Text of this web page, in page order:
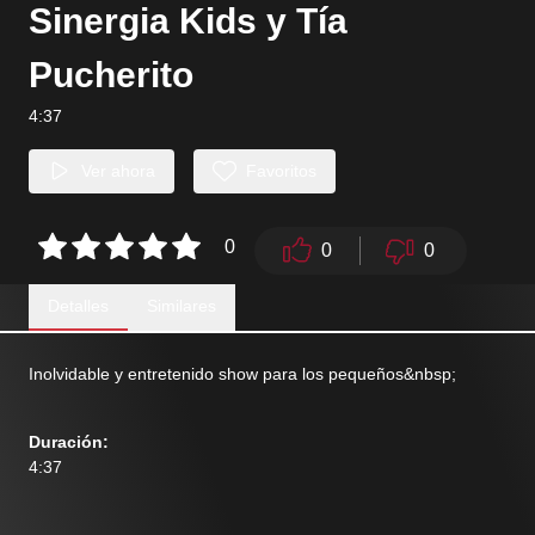
Sinergia Kids y Tía
Pucherito
4:37
0 0 0
Inolvidable y entretenido show para los pequeños&nbsp;
Duración:
4:37